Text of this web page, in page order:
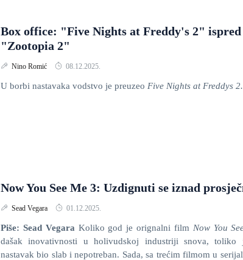
Box office: "Five Nights at Freddy's 2" ispred
"Zootopia 2"
Nino Romić 08.12.2025.
U borbi nastavaka vodstvo je preuzeo Five Nights at Freddys 2.
Now You See Me 3: Uzdignuti se iznad
Sead Vegara 01.12.2025.
Piše: Sead Vegara Koliko god je orignalni film Now You
dašak inovativnosti u holivudskoj industriji snova, toliko
nastavak bio slab i nepotreban. Sada, sa trećim filmom u